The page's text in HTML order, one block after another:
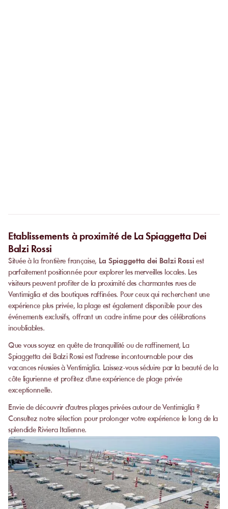
Etablissements à proximité de La Spiaggetta Dei
Balzi Rossi
Située à la frontière française, La Spiaggetta dei Balzi Rossi est
parfaitement positionnée pour explorer les merveilles locales. Les
visiteurs peuvent profiter de la proximité des charmantes rues de
Ventimiglia et des boutiques raffinées. Pour ceux qui recherchent une
expérience plus privée, la plage est également disponible pour des
événements exclusifs, offrant un cadre intime pour des célébrations
inoubliables.
Que vous soyez en quête de tranquillité ou de raffinement, La
Spiaggetta dei Balzi Rossi est l'adresse incontournable pour des
vacances réussies à Ventimiglia. Laissez-vous séduire par la beauté de la
côte ligurienne et profitez d'une expérience de plage privée
exceptionnelle.
Envie de découvrir d'autres plages privées autour de Ventimiglia ?
Consultez notre sélection pour prolonger votre expérience le long de la
splendide Riviera Italienne.